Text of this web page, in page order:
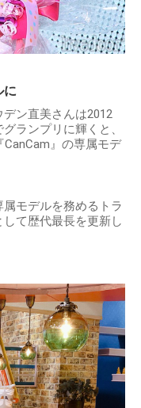
に
ン直美さんは2012
ランプリに輝くと、
』の専属モデ
モデルを務めるトラ
て歴代最長を更新し